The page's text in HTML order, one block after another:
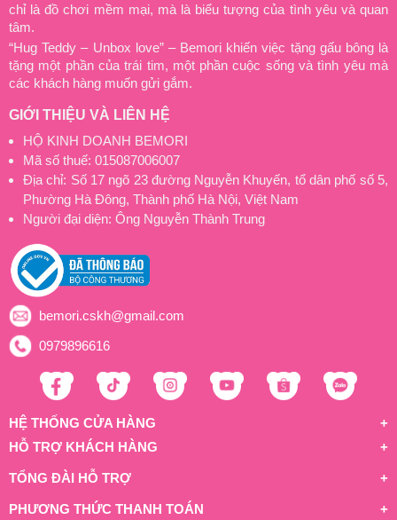
chỉ là đồ chơi mềm mại, mà là biểu tượng của tình yêu và quan
tâm.
“Hug Teddy – Unbox love” – Bemori khiến việc tặng gấu bông là
tặng một phần của trái tim, một phần cuộc sống và tình yêu mà
các khách hàng muốn gửi gắm.
GIỚI THIỆU VÀ LIÊN HỆ
HỘ KINH DOANH BEMORI
Mã số thuế: 015087006007
Địa chỉ: Số 17 ngõ 23 đường Nguyễn Khuyến, tổ dân phố số 5,
Phường Hà Đông, Thành phố Hà Nội, Việt Nam
Người đại diện: Ông Nguyễn Thành Trung
bemori.cskh@gmail.com
0979896616
HỆ THỐNG CỬA HÀNG
HỖ TRỢ KHÁCH HÀNG
TỔNG ĐÀI HỖ TRỢ
PHƯƠNG THỨC THANH TOÁN